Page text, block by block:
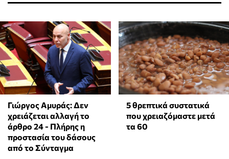
Γιώργος Αμυράς: Δεν
χρειάζεται αλλαγή το
άρθρο 24 - Πλήρης η
προστασία του δάσους
από το Σύνταγμα
5 θρεπτικά συστατικά
που χρειαζόμαστε μετά
τα 60